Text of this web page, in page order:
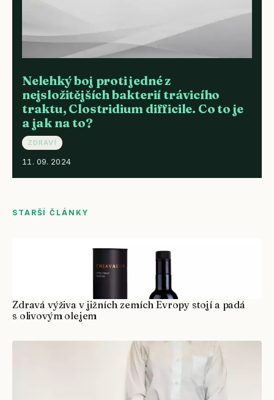
Nelehký boj proti jedné z
nejsložitějších bakterií trávicího
traktu, Clostridium difficile. Co to je
a jak na to?
ZDRAVÍ
11. 09. 2024
STARŠÍ ČLÁNKY
Zdravá výživa v jižních zemích Evropy stojí a padá
s olivovým olejem